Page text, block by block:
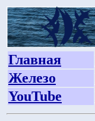
Главная
Железо
YouTube